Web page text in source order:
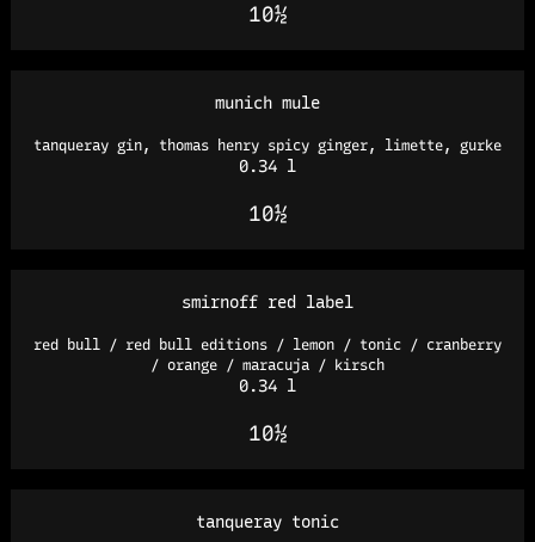
10½
munich mule
tanqueray gin, thomas henry spicy ginger, limette, gurke
0.34 l
10½
smirnoff red label
red bull / red bull editions / lemon / tonic / cranberry
/ orange / maracuja / kirsch
0.34 l
10½
tanqueray tonic